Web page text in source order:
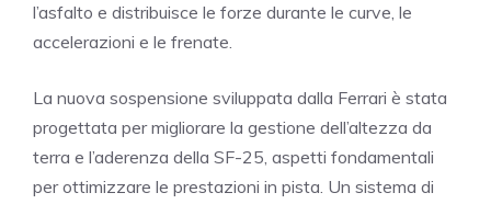
l’asfalto e distribuisce le forze durante le curve, le
accelerazioni e le frenate.
La nuova sospensione sviluppata dalla Ferrari è stata
progettata per migliorare la gestione dell’altezza da
terra e l’aderenza della SF-25, aspetti fondamentali
per ottimizzare le prestazioni in pista. Un sistema di